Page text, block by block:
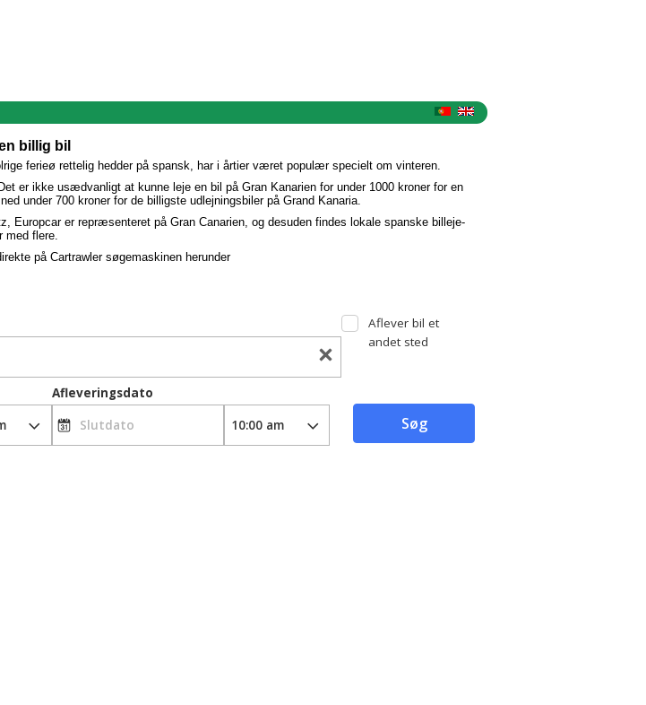
billig bil
ferieø rettelig hedder på spansk, har i årtier været populær specielt om vinteren.
er ikke usædvanligt at kunne leje en bil på Gran Kanarien for under 1000 kroner for en
under 700 kroner for de billigste udlejningsbiler på Grand Kanaria.
Europcar er repræsenteret på Gran Canarien, og desuden findes lokale spanske billeje-
med flere.
på Cartrawler søgemaskinen herunder